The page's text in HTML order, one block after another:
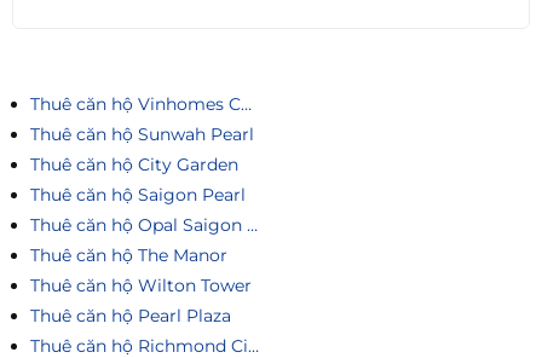
Thuê căn hộ Vinhomes Central Park
Thuê căn hộ Sunwah Pearl
Thuê căn hộ City Garden
Thuê căn hộ Saigon Pearl
Thuê căn hộ Opal Saigon Pearl
Thuê căn hộ The Manor
Thuê căn hộ Wilton Tower
Thuê căn hộ Pearl Plaza
Thuê căn hộ Richmond City